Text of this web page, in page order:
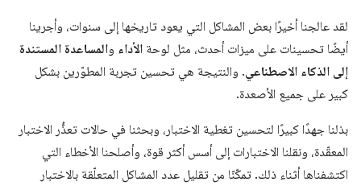
لقد عالجنا أخيرًا بعض المشاكل التي يعود تاريخها إلى سنوات، وأجرينا
أيضًا تحسينات على ميزات أحدث، مثل لوحة الأداء والمساعدة المستندة
إلى الذكاء الاصطناعي. والنتيجة هي تحسين تجربة المطوّرين بشكل
كبير على جميع الأصعدة.
بذلنا جهدًا كبيرًا لتحسين تغطية الاختبار، وبحثنا في حالات تعذُّر الاختبار
المعقّدة، ونقلنا الاختبارات إلى أسس أكثر قوة، وأصلحنا الأخطاء التي
اكتشفناها أثناء ذلك. تمكّنّا من تقليل عدد المشاكل المتعلّقة بالاختبار